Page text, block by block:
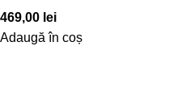
469,00 lei
Adaugă în coș